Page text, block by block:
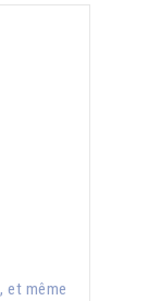
et même